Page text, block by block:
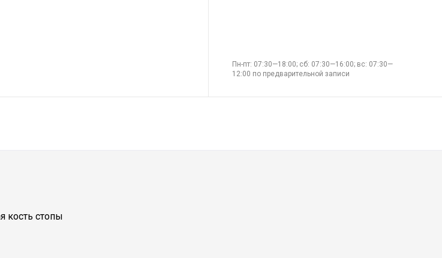
Пн-пт: 07:30—18:00; сб: 07:30—16:00; вс: 07:30—
12:00 по предварительной записи